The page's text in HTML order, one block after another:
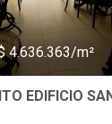
4.636.363/m²